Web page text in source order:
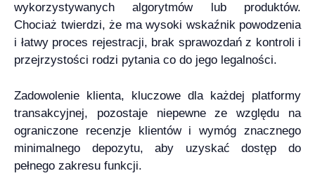
wykorzystywanych algorytmów lub produktów.
Chociaż twierdzi, że ma wysoki wskaźnik powodzenia
i łatwy proces rejestracji, brak sprawozdań z kontroli i
przejrzystości rodzi pytania co do jego legalności.
Zadowolenie klienta, kluczowe dla każdej platformy
transakcyjnej, pozostaje niepewne ze względu na
ograniczone recenzje klientów i wymóg znacznego
minimalnego depozytu, aby uzyskać dostęp do
pełnego zakresu funkcji.